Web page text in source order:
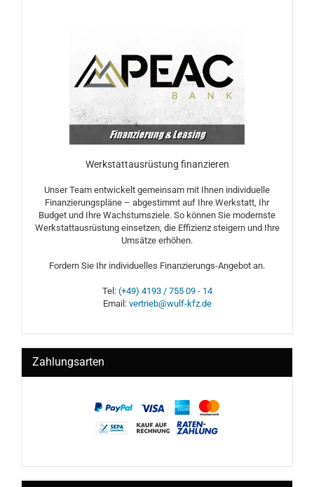
Werkstattausrüstung finanzieren
Unser Team entwickelt gemeinsam mit Ihnen individuelle
Finanzierungspläne – abgestimmt auf Ihre Werkstatt, Ihr
Budget und Ihre Wachstumsziele. So können Sie modernste
Werkstattausrüstung einsetzen, die Effizienz steigern und Ihre
Umsätze erhöhen.
Fordern Sie Ihr individuelles Finanzierungs-Angebot an.
Tel: (+49) 4193 / 755 09 - 14
Email: vertrieb@wulf-kfz.de
Zahlungsarten